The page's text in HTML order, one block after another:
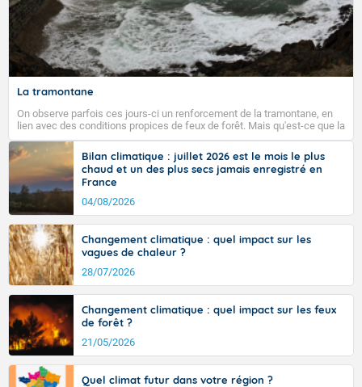
La tramontane
On observe parfois ces jours-ci un renforcement de la tramontane, en
lien avec des conditions propices de feux de forêt. Mais qu'est-ce que la
tramontane ? Quelles sont ses caractéristiques ? La tramontane est un
vent turbulent soufflant de secteur nord-ouest à nord, ou ouest à nord-
ouest, dans un secteur qui part du Roussillon à la vallée de l’Aude et à
l’ouest de l’Hérault. L’étymologie de ce vent vient du latin trasmontanus,
signifiant au-delà des monts, en allusion aux régions montagneuses
d’où provient ce vent.
Bilan climatique : juillet 2026 est le mois le plus
chaud et un des plus secs jamais enregistré en
France
04/08/2026
Changement climatique : quel impact sur les
vagues de chaleur ?
28/07/2026
Changement climatique : quel impact sur les feux
de forêt ?
21/05/2026
Quel climat futur dans votre région ?